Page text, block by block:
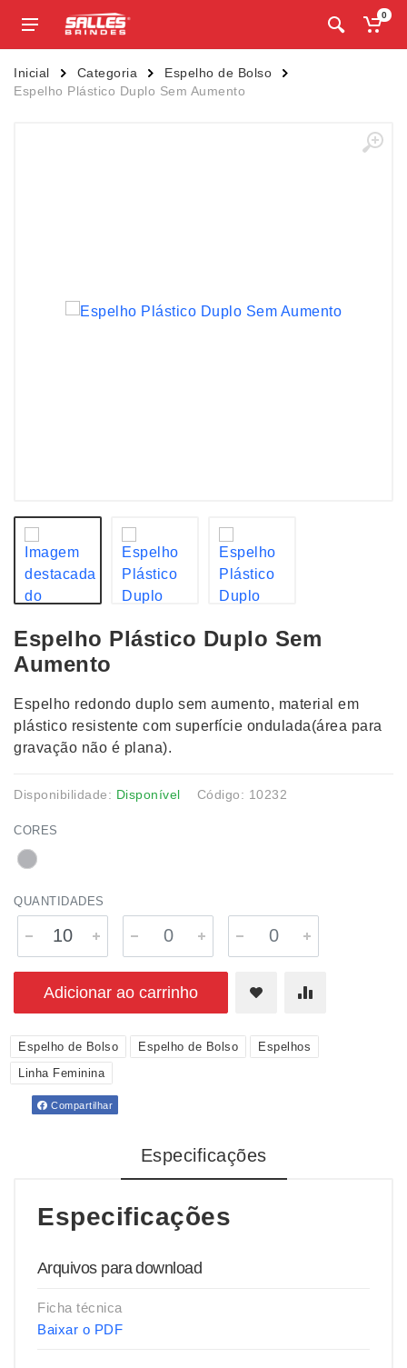
0
Inicial Categoria
Espelho de Bolso
Espelho Plástico Duplo Sem Aumento
Espelho Plástico Duplo Sem
Aumento
Espelho redondo duplo sem aumento, material em
plástico resistente com superfície ondulada(área para
gravação não é plana).
Disponibilidade: Disponível Código: 10232
CORES
QUANTIDADES
Adicionar ao carrinho
Espelho de Bolso Espelho de Bolso
Espelhos
Linha Feminina
Compartilhar
Especificações
Especificações
Arquivos para download
Ficha técnica
Baixar o PDF